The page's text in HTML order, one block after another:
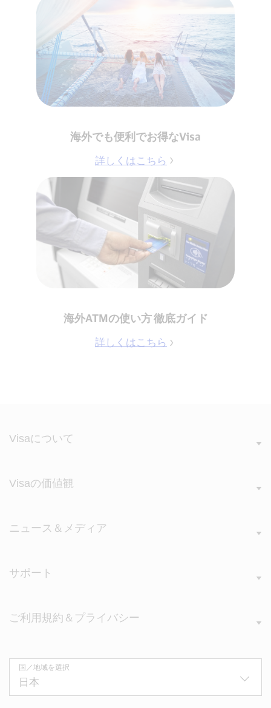
海外でも便利でお得なVisa
詳しくはこちら
海外ATMの使い方 徹底ガイド
詳しくはこちら
Visaについて
Visaの価値観
ニュース＆メディア
サポート
ご利用規約＆プライバシー
国／地域を選択